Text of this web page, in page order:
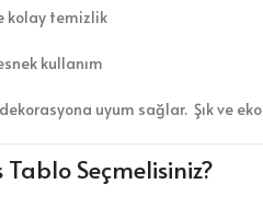
kolay temizlik
kullanım
uyum sağlar. Şık ve
Seçmelisiniz?